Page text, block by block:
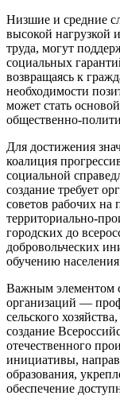
Низшие и средние
высокой нагрузкой
труда, могут
социальных
возвращаясь к
необходимости
может стать
Для достижения
коалиция
социальной
создание требует
советов рабочих на
городских до
добровольческих
обучению
Важным элементом
организаций —
сельского
создание
отечественного
инициативы,
образования,
обеспечение